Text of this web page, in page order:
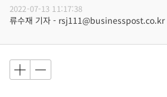
2022-07-13 11:17:38
류수재 기자 - rsj111@businesspost.co.kr